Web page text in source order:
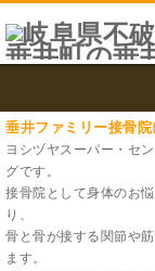
垂井ファミリー接骨院
ヨシヅヤスーパー・セ
グです。
接骨院として身体のお
り、
骨と骨が接する関節や
ます。